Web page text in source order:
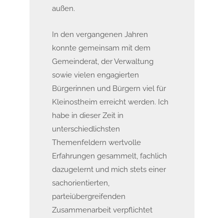
außen.
In den vergangenen Jahren
konnte gemeinsam mit dem
Gemeinderat, der Verwaltung
sowie vielen engagierten
Bürgerinnen und Bürgern viel für
Kleinostheim erreicht werden. Ich
habe in dieser Zeit in
unterschiedlichsten
Themenfeldern wertvolle
Erfahrungen gesammelt, fachlich
dazugelernt und mich stets einer
sachorientierten,
parteiübergreifenden
Zusammenarbeit verpflichtet